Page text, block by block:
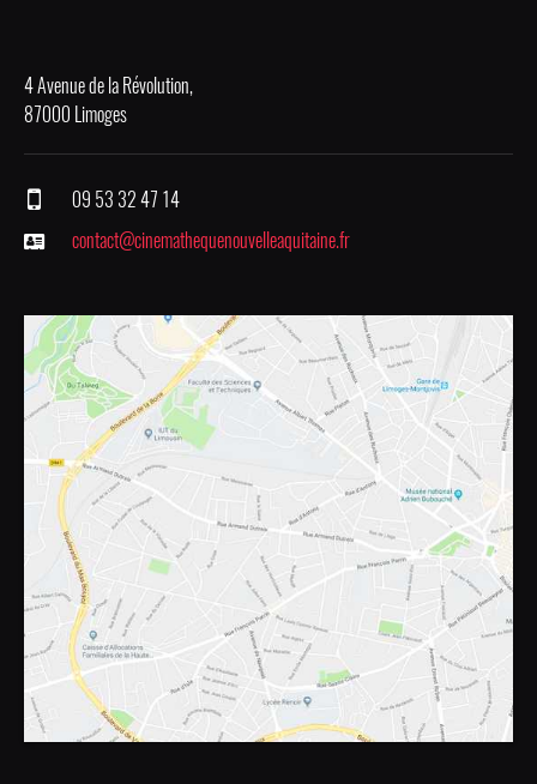
4 Avenue de la Révolution,
87000 Limoges
09 53 32 47 14
contact@cinemathequenouvelleaquitaine.fr